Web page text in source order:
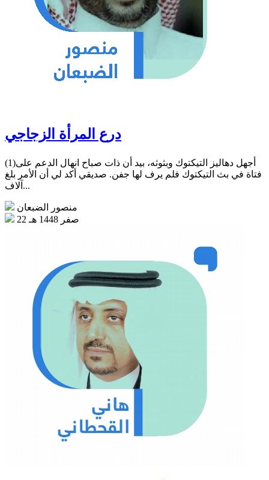
درع المرأة الزجاجي
(1)أجهل دهاليز التيكتوك وبثوثه، بيد أن ذات صباح انهال الدعم على
فتاة في بث التيكتوك فلم يرف لها جفن. صديقي أكد لي أن الأمر بلغ
آلاف...
منصور الضبعان
22 صفر 1448 هـ